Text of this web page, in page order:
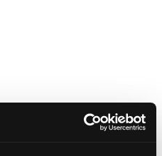
en una lata para